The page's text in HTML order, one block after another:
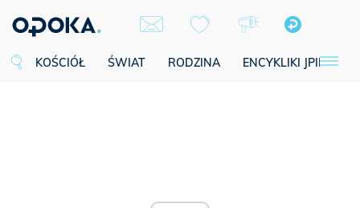
KOŚCIÓŁ ŚWIAT RODZINA ENCYKLIKI JPII